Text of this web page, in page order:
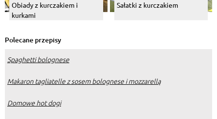
Obiady z kurczakiem i
kurkami
Sałatki z kurczakiem
Polecane przepisy
Spaghetti bolognese
Makaron tagliatelle z sosem bolognese i mozzarellą
Domowe hot dogi